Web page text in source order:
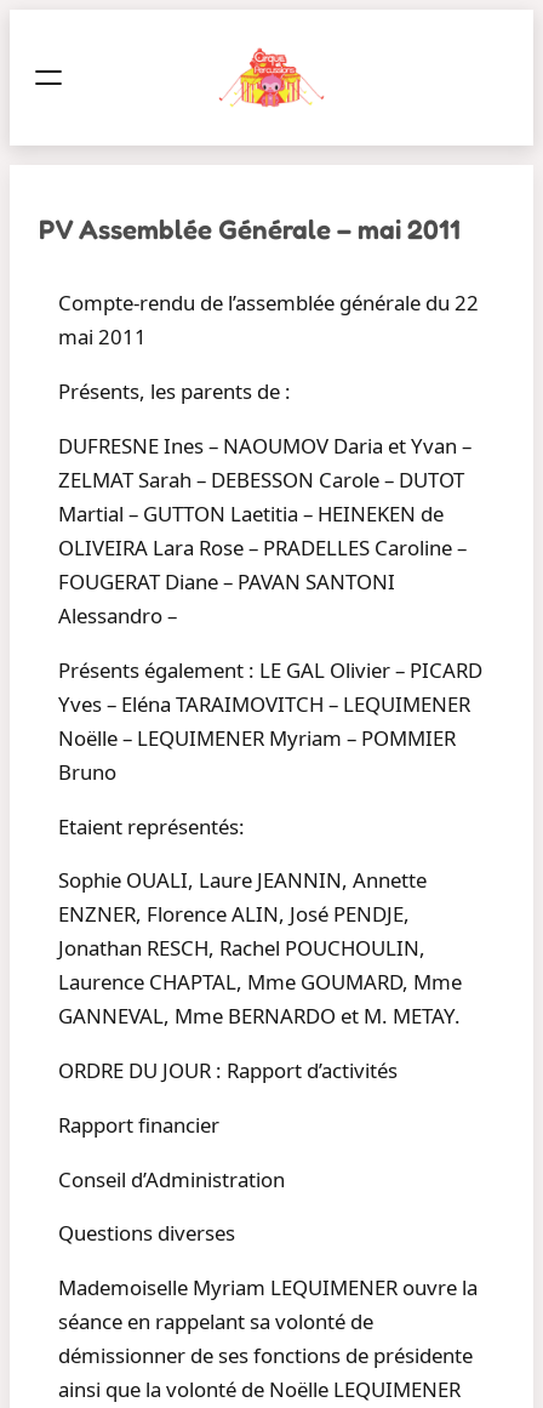
contenu
PV Assemblée Générale – mai 2011
Compte-rendu de l’assemblée générale du 22
mai 2011
Présents, les parents de :
DUFRESNE Ines – NAOUMOV Daria et Yvan –
ZELMAT Sarah – DEBESSON Carole – DUTOT
Martial – GUTTON Laetitia – HEINEKEN de
OLIVEIRA Lara Rose – PRADELLES Caroline –
FOUGERAT Diane – PAVAN SANTONI
Alessandro –
Présents également : LE GAL Olivier – PICARD
Yves – Eléna TARAIMOVITCH – LEQUIMENER
Noëlle – LEQUIMENER Myriam – POMMIER
Bruno
Etaient représentés:
Sophie OUALI, Laure JEANNIN, Annette
ENZNER, Florence ALIN, José PENDJE,
Jonathan RESCH, Rachel POUCHOULIN,
Laurence CHAPTAL, Mme GOUMARD, Mme
GANNEVAL, Mme BERNARDO et M. METAY.
ORDRE DU JOUR : Rapport d’activités
Rapport financier
Conseil d’Administration
Questions diverses
Mademoiselle Myriam LEQUIMENER ouvre la
séance en rappelant sa volonté de
démissionner de ses fonctions de présidente
ainsi que la volonté de Noëlle LEQUIMENER